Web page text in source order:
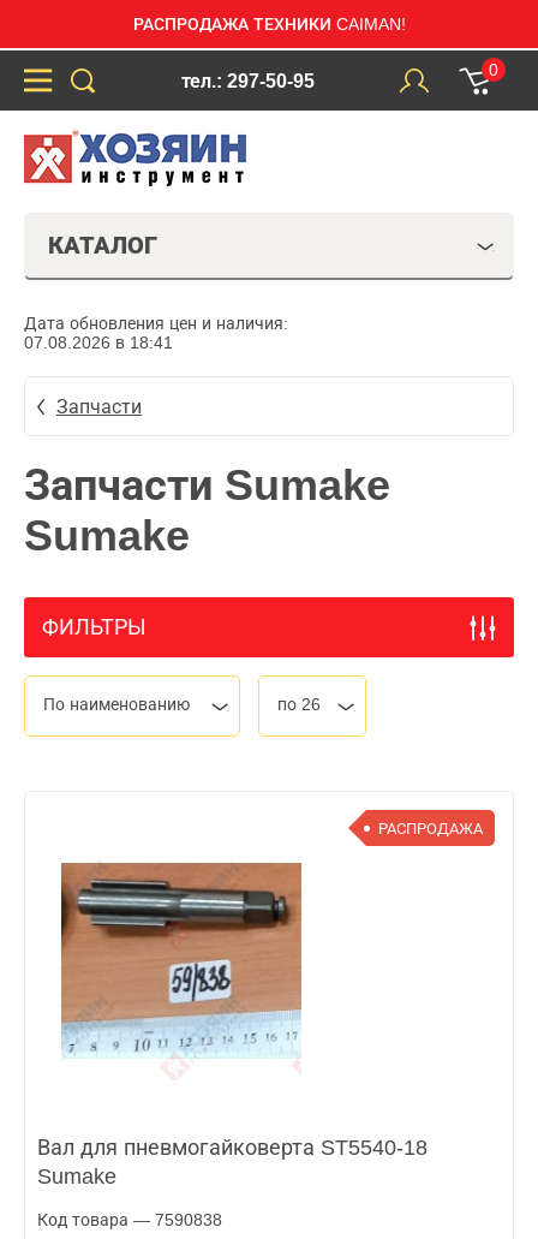
РАСПРОДАЖА ТЕХНИКИ CAIMAN!
тел.: 297-50-95
0
КАТАЛОГ
Дата обновления цен и наличия:
07.08.2026 в 18:41
Запчасти
Запчасти Sumake
Sumake
ФИЛЬТРЫ
По наименованию по 26
РАСПРОДАЖА
Вал для пневмогайковерта ST5540-18
Sumake
Код товара — 7590838